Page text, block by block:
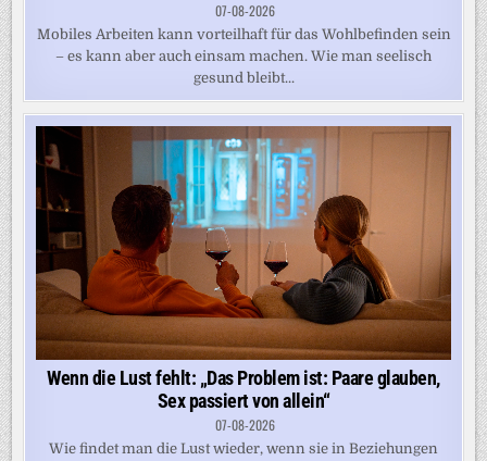
07-08-2026
Mobiles Arbeiten kann vorteilhaft für das Wohlbefinden sein
– es kann aber auch einsam machen. Wie man seelisch
gesund bleibt...
Wenn die Lust fehlt: „Das Problem ist: Paare glauben,
Sex passiert von allein“
07-08-2026
Wie findet man die Lust wieder, wenn sie in Beziehungen